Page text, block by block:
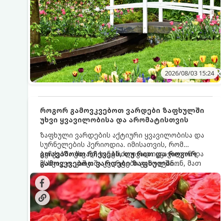
2026/08/03 15:24
როგორ გამოვკვებოთ ვარდები ზაფხულში
უხვი ყვავილობისა და არომატისთვის
ზაფხული ვარდების აქტიური ყვავილობისა და
სურნელების პერიოდია. იმისათვის, რომ
ბუჩქებმა უხვად, ხანგრძლივად იყვავილონ და
მსხვილი, კაშკაშა კვირტები გამოიტანონ, მათ
რეგულარული და სწორი გამოკვება
სჭირდებათ. ზაფხულის პერიოდში მცენარის
მოთხოვნილებები იცვლება, ამიტომ
მნიშვნელოვანია ვიცოდეთ, რომელი სასუქები
გამოიყენება ამ დროს.
გთავაზობთ რჩევებს, თუ რით და როგორ
გამოვკვებოთ ვარდები ზაფხულში
საუკეთესო შედეგის მისაღწევად: